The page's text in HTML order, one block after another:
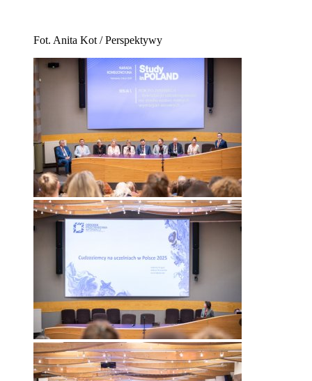
Fot. Anita Kot / Perspektywy